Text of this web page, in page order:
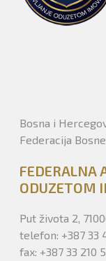
Bosna i
Federacija
FEDERALNA
ODUZETOM
Put života 2,
telefon: +387 33
fax: +387 33 210